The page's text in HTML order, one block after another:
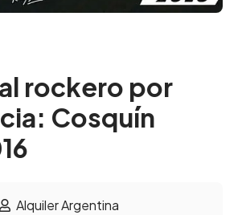
rockero por
Cosquín
Alquiler Argentina